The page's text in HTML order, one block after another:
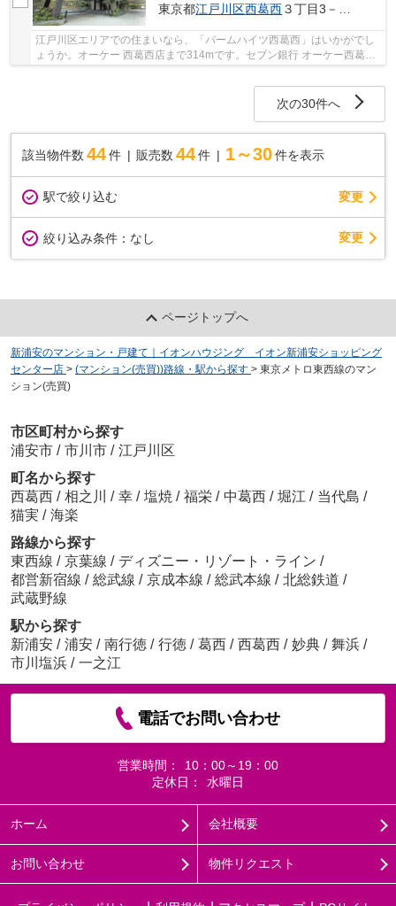
東京都江戸川区西葛西３丁目3－13
江戸川区エリアでの住まいなら、「バームハイツ西葛西」はいかがでし
ょうか。オーケー 西葛西店まで314mです。セブン銀行 オーケー西葛西
次の30件へ
該当物件数 44件 販売数 44 件 1～30 件を表示
駅で絞り込む 変更
絞り込み条件： なし 変更
ページトップへ
新浦安のマンション・戸建て｜イオンハウジング イオン新浦安ショッピング
センター店 > (マンション(売買))路線・駅から探す > 東京メトロ東西線のマン
ション(売買)
市区町村から探す
浦安市 / 市川市 / 江戸川区
町名から探す
西葛西 / 相之川 / 幸 / 塩焼 / 福栄 / 中葛西 / 堀江 / 当代島 /
猫実 / 海楽
路線から探す
東西線 / 京葉線 / ディズニー・リゾート・ライン /
都営新宿線 / 総武線 / 京成本線 / 総武本線 / 北総鉄道 /
武蔵野線
駅から探す
新浦安 / 浦安 / 南行徳 / 行徳 / 葛西 / 西葛西 / 妙典 / 舞浜 /
市川塩浜 / 一之江
電話でお問い合わせ
営業時間：
10：00～19：00
定休日：
水曜日
ホーム 会社概要
お問い合わせ 物件リクエスト